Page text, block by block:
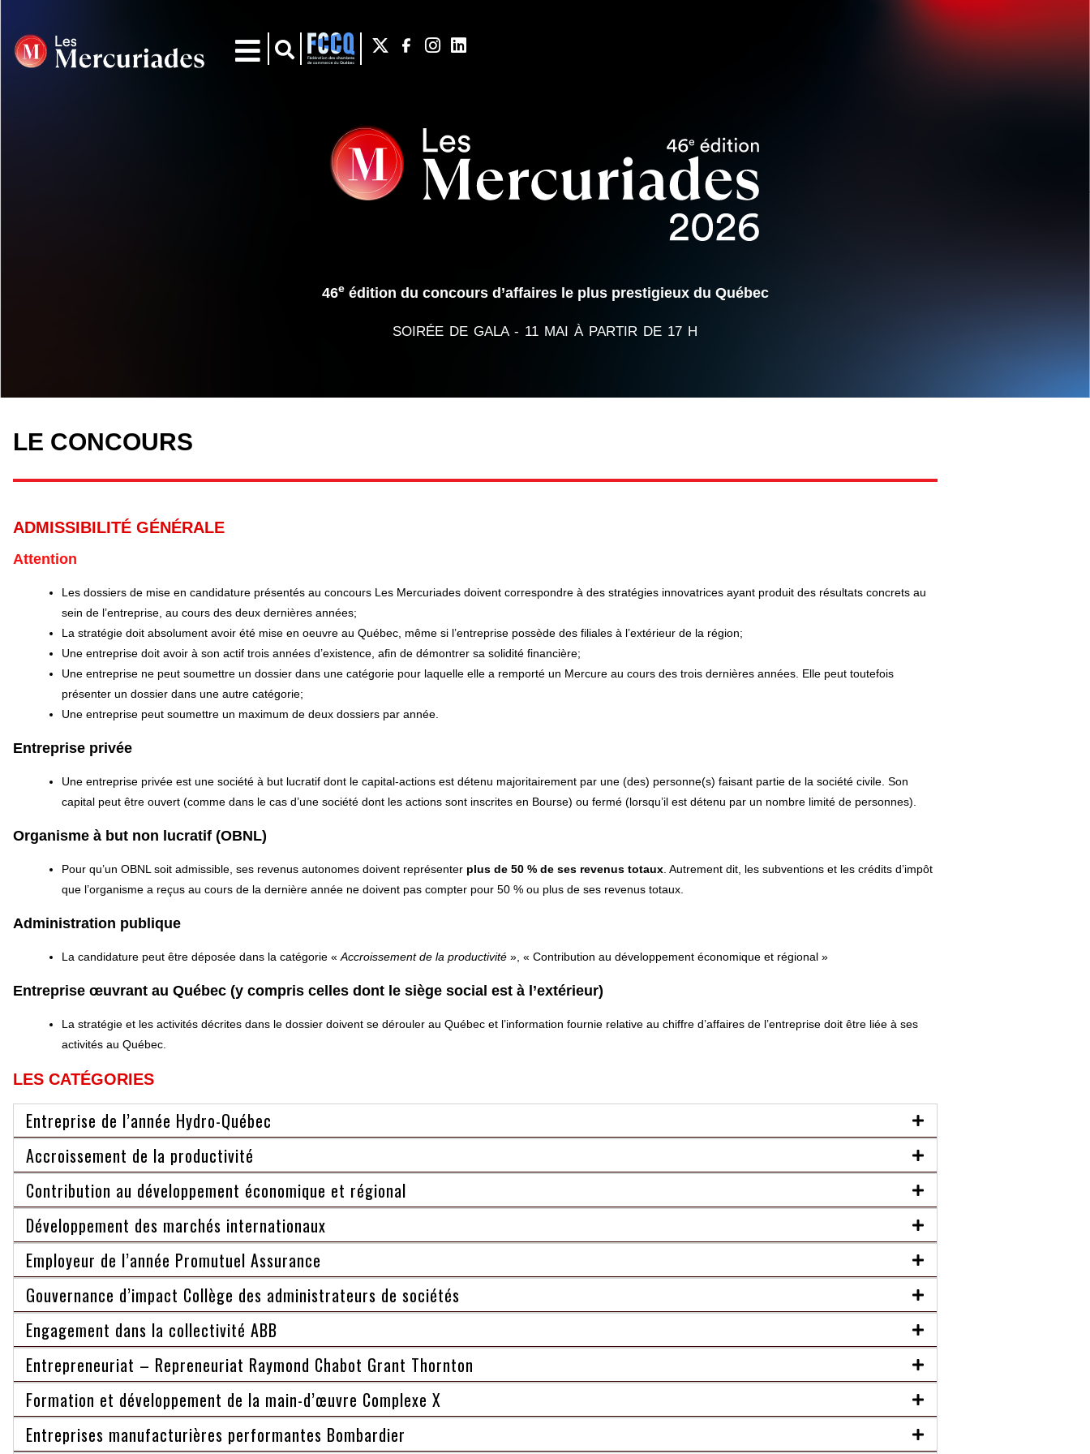
46eédition du concours d’affaires le plus prestigieux du Québec
SOIRÉE DE GALA - 11 MAI À PARTIR DE 17 H
LE CONCOURS
ADMISSIBILITÉ GÉNÉRALE
Attention
Les dossiers de mise en candidature présentés au concours Les Mercuriades doivent correspondre à des stratégies innovatrices ayant produit des résultats concrets au
sein de l’entreprise, au cours des deux dernières années;
La stratégie doit absolument avoir été mise en oeuvre au Québec, même si l’entreprise possède des filiales à l’extérieur de la région;
Une entreprise doit avoir à son actif trois années d’existence, afin de démontrer sa solidité financière;
Une entreprise ne peut soumettre un dossier dans une catégorie pour laquelle elle a remporté un Mercure au cours des trois dernières années. Elle peut toutefois
présenter un dossier dans une autre catégorie;
Une entreprise peut soumettre un maximum de deux dossiers par année.
Entreprise privée
Une entreprise privée est une société à but lucratif dont le capital-actions est détenu majoritairement par une (des) personne(s) faisant partie de la société civile. Son
capital peut être ouvert (comme dans le cas d’une société dont les actions sont inscrites en Bourse) ou fermé (lorsqu’il est détenu par un nombre limité de personnes).
Organisme à but non lucratif (OBNL)
Pour qu’un OBNL soit admissible, ses revenus autonomes doivent représenter plus de 50 % de ses revenus totaux . Autrement dit, les subventions et les crédits d’impôt
que l’organisme a reçus au cours de la dernière année ne doivent pas compter pour 50 % ou plus de ses revenus totaux.
Administration publique
La candidature peut être déposée dans la catégorie « Accroissement de la productivité », « Contribution au développement économique et régional »
Entreprise œuvrant au Québec (y compris celles dont le siège social est à l’extérieur)
La stratégie et les activités décrites dans le dossier doivent se dérouler au Québec et l’information fournie relative au chiffre d’affaires de l’entreprise doit être liée à ses
activités au Québec.
LES CATÉGORIES
Entreprise de l’année Hydro-Québec
Accroissement de la productivité
Contribution au développement économique et régional
Développement des marchés internationaux
Employeur de l’année Promutuel Assurance
Gouvernance d’impact Collège des administrateurs de sociétés
Engagement dans la collectivité ABB
Entrepreneuriat – Repreneuriat Raymond Chabot Grant Thornton
Formation et développement de la main-d’œuvre Complexe X
Entreprises manufacturières performantes Bombardier